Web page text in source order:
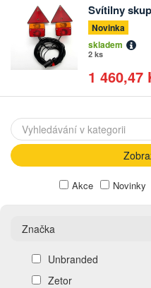
Svítilny
Novinka
skladem
2 ks
1 460,47
Akce Novinky
Unbranded
Zetor